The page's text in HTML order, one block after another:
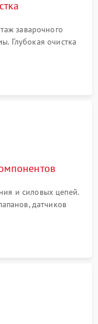
заварочного
Глубокая очистка
жмыха и накипи.
с использованием
и силовых цепей.
датчиков
степени износа
гидросистемы